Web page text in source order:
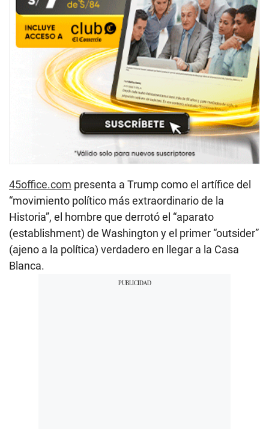
45office.com presenta a Trump como el artífice del
“movimiento político más extraordinario de la
Historia”, el hombre que derrotó el “aparato
(establishment) de Washington y el primer “outsider”
(ajeno a la política) verdadero en llegar a la Casa
Blanca.